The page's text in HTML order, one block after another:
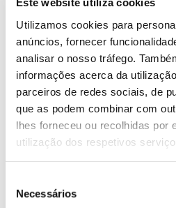
Utilizamos cookies para
anúncios, fornecer
analisar o nosso tráfego.
informações acerca da
parceiros de redes sociais, de
que as podem combinar com
lhes forneceu ou recolhidas por
utilização dos respetivos
Necessários
dos baldios na envolvência de
na altura,proteger a vila
glaciar do Zêzere) de
serra da estrela. Esta mancha
património único da região,
importância paisagística e
Além de Manteigas, o top 5
melhor desempenho no
ainda Póvoa de Varzim,
pelo seu desempenho, tendo
de indicadores avaliados.